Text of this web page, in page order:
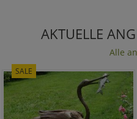
AKTUELLE
Alle
SALE